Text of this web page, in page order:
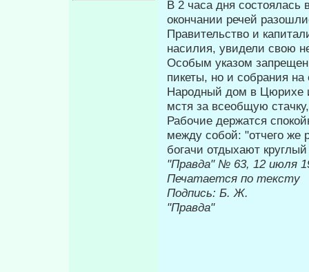
В 2 часа дня состоялась
окончании речей
Правительство и
насилия, уви­дели свою
Особым указом
пикеты, но и собрания
Народный дом в Цюрихе
мстя за всеобщую
Рабочие держатся
меж­ду собой: "отчего же
богачи от­дыхают круглый
"Правда" №
Печатается по тексту
"Правда"